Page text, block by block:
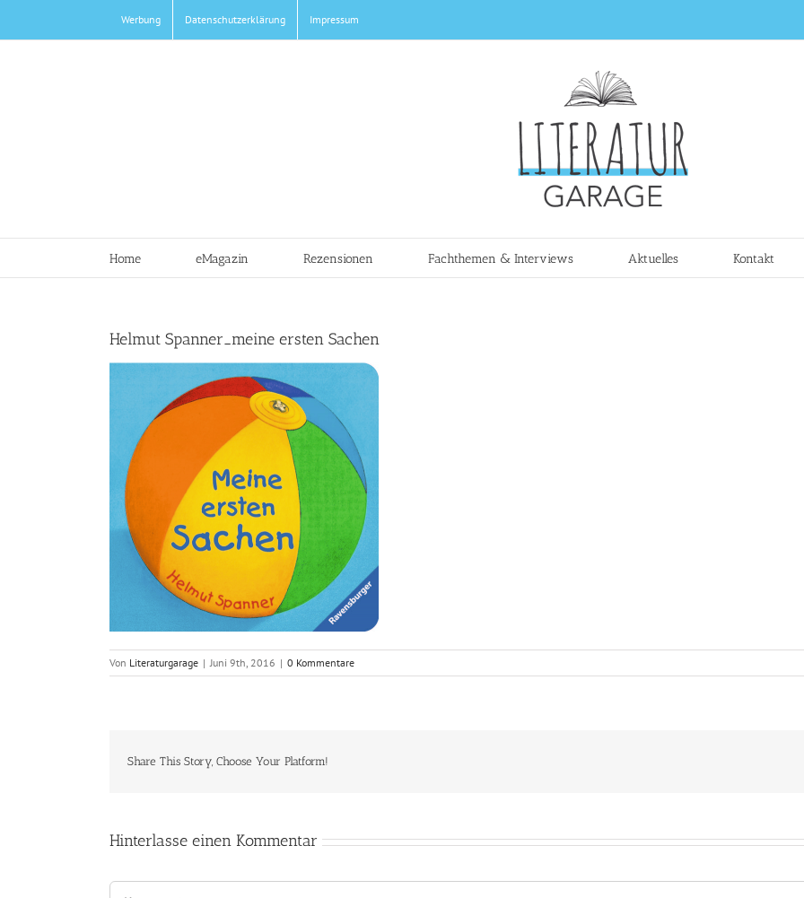
springen
Werbung Datenschutzerklärung Impressum
Home eMagazin Rezensionen Fachthemen & Interviews Aktuelles Kontakt
Helmut Spanner_meine ersten Sachen
Von Literaturgarage | Juni 9th, 2016 | 0 Kommentare
Share This Story, Choose Your Platform!
Hinterlasse einen Kommentar
Kommentar